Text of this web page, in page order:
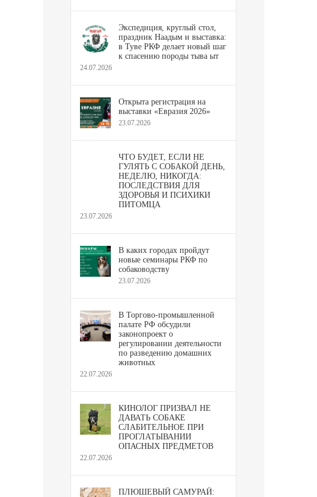
Экспедиция, круглый стол,
праздник Наадым и выставка:
в Туве РКФ делает новый шаг
к спасению породы тыва ыт
24.07.2026
Открыта регистрация на
выставки «Евразия 2026»
23.07.2026
ЧТО БУДЕТ, ЕСЛИ НЕ
ГУЛЯТЬ С СОБАКОЙ ДЕНЬ,
НЕДЕЛЮ, НИКОГДА:
ПОСЛЕДСТВИЯ ДЛЯ
ЗДОРОВЬЯ И ПСИХИКИ
ПИТОМЦА
23.07.2026
В каких городах пройдут
новые семинары РКФ по
собаководству
23.07.2026
В Торгово-промышленной
палате РФ обсудили
законопроект о
регулировании деятельности
по разведению домашних
животных
22.07.2026
КИНОЛОГ ПРИЗВАЛ НЕ
ДАВАТЬ СОБАКЕ
СЛАБИТЕЛЬНОЕ ПРИ
ПРОГЛАТЫВАНИИ
ОПАСНЫХ ПРЕДМЕТОВ
22.07.2026
ПЛЮШЕВЫЙ САМУРАЙ: